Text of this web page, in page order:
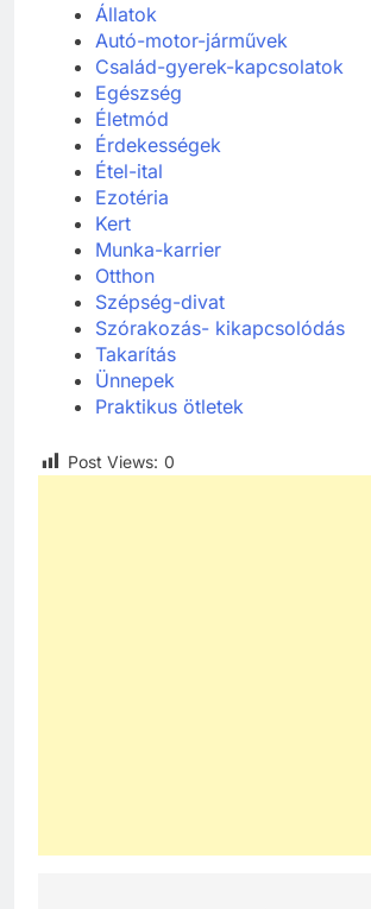
Állatok
Autó-motor-járművek
Család-gyerek-kapcsolatok
Egészség
Életmód
Érdekességek
Étel-ital
Ezotéria
Kert
Munka-karrier
Otthon
Szépség-divat
Szórakozás- kikapcsolódás
Takarítás
Ünnepek
Praktikus ötletek
Post Views: 0